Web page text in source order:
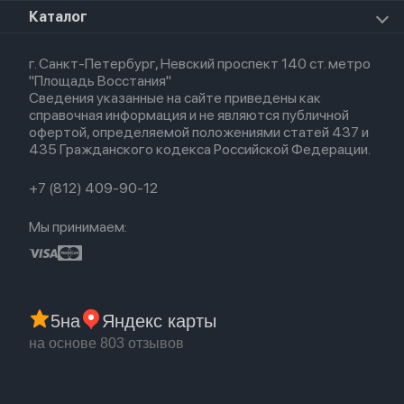
Apple Watch SE 2022
Airpods 3
Airpods (1-е)
EarPods
HomePod 2
Для Macbook
О магазине
Политика конфиденциальности
Оплата и доставка
Партнерская программа
Гарантия
Обмен и возврат
Бонусы
Каталог
Новые поступления
Популярное
Акции
г. Санкт-Петербург, Невский проспект 140 ст. метро
"Площадь Восстания"
Сведения указанные на сайте приведены как
справочная информация и не являются публичной
офертой, определяемой положениями статей 437 и
435 Гражданского кодекса Российской Федерации.
+7 (812) 409-90-12
Мы принимаем:
5на Яндекс карты
на основе 803 отзывов